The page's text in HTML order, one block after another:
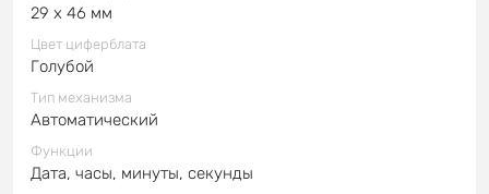
29 x 46 мм
Цвет циферблата
Голубой
Тип механизма
Автоматический
Функции
Дата, часы, минуты, секунды